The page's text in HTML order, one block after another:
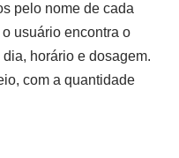
pelo nome de cada
usuário encontra o
horário e dosagem.
com a quantidade